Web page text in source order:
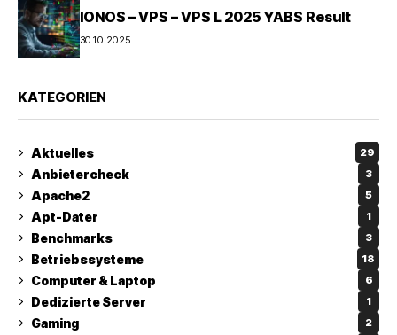
IONOS – VPS – VPS L 2025 YABS Result
30.10.2025
KATEGORIEN
Aktuelles 29
Anbietercheck 3
Apache2 5
Apt-Dater 1
Benchmarks 3
Betriebssysteme 18
Computer & Laptop 6
Dedizierte Server 1
Gaming 2